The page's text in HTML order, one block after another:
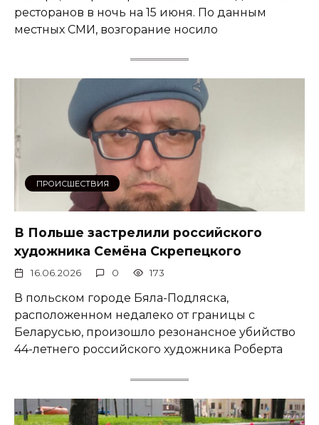
ресторанов в ночь на 15 июня. По данным
местных СМИ, возгорание носило
ПРОИСШЕСТВИЯ
В Польше застрелили российского
художника Семёна Скрепецкого
16.06.2026 0 173
В польском городе Бяла-Подляска,
расположенном недалеко от границы с
Беларусью, произошло резонансное убийство
44-летнего российского художника Роберта